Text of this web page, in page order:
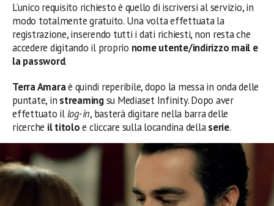
L’unico requisito richiesto è quello di iscriversi al servizio, in
modo totalmente gratuito. Una volta effettuata la
registrazione, inserendo tutti i dati richiesti, non resta che
accedere digitando il proprio nome utente/indirizzo mail e
la password.
Terra Amaraè quindi reperibile, dopo la messa in onda delle
puntate, in streamingsu Mediaset Infinity. Dopo aver
effettuato illog-in, basterà digitare nella barra delle
ricerche il titoloe cliccare sulla locandina dellaserie.